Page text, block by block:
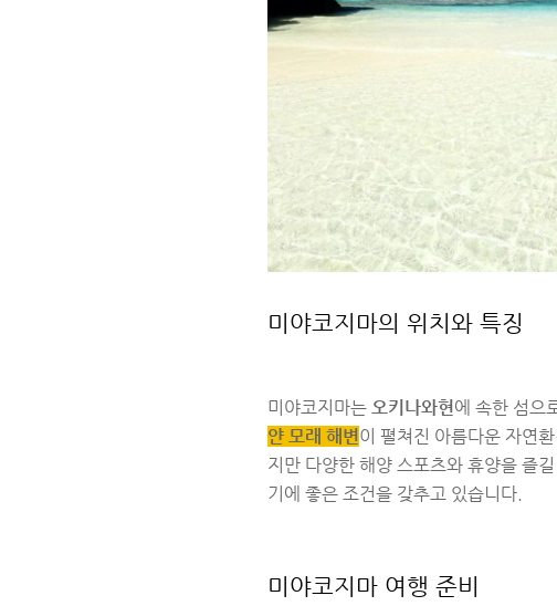
미야코지마의 위치와 특징
미야코지마는 오키나와현에 속한 섬으
얀 모래 해변이 펼쳐진 아름다운 자연
지만 다양한 해양 스포츠와 휴양을 즐
기에 좋은 조건을 갖추고 있습니다.
미야코지마 여행 준비